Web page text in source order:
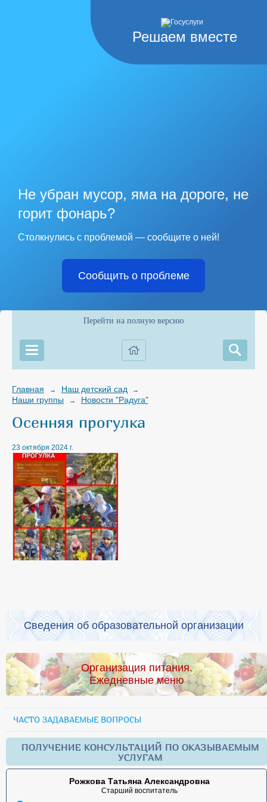
Решаем вместе
Не убран мусор, яма на дороге, не
горит фонарь?
Столкнулись с проблемой — сообщите о ней!
Сообщить о проблеме
Перейти на полную версию
Главная → Наш детский сад →
Наши группы → Новости "Радуга"
Осенняя прогулка
23 октября 2024 г.
Сведения об образовательной организации
Организация питания.
Ежедневные меню
ЧАСТО ЗАДАВАЕМЫЕ ВОПРОСЫ
ПОЛУЧЕНИЕ КОНСУЛЬТАЦИЙ ПО ОКАЗЫВАЕМЫМ
УСЛУГАМ
Рожкова Татьяна Александровна
Старший воспитатель